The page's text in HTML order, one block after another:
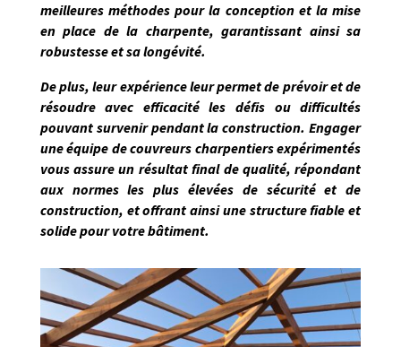
meilleures méthodes pour la conception et la mise
en place de la charpente, garantissant ainsi sa
robustesse et sa longévité.
De plus, leur expérience leur permet de prévoir et de
résoudre avec efficacité les défis ou difficultés
pouvant survenir pendant la construction. Engager
une équipe de couvreurs charpentiers expérimentés
vous assure un résultat final de qualité, répondant
aux normes les plus élevées de sécurité et de
construction, et offrant ainsi une structure fiable et
solide pour votre bâtiment.